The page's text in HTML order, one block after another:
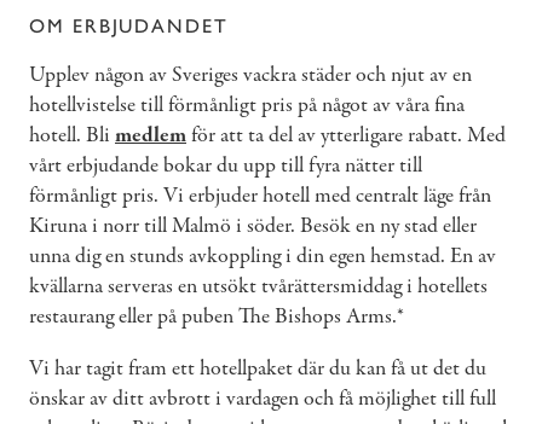
OM ERBJUDANDET
Upplev någon av Sveriges vackra städer och njut av en
hotellvistelse till förmånligt pris på något av våra fina
hotell. Bli medlemför att ta del av ytterligare rabatt. Med
vårt erbjudande bokar du upp till fyra nätter till
förmånligt pris. Vi erbjuder hotell med centralt läge från
Kiruna i norr till Malmö i söder. Besök en ny stad eller
unna dig en stunds avkoppling i din egen hemstad. En av
kvällarna serveras en utsökt tvårättersmiddag i hotellets
restaurang eller på puben The Bishops Arms.*
Vi har tagit fram ett hotellpaket där du kan få ut det du
önskar av ditt avbrott i vardagen och få möjlighet till full